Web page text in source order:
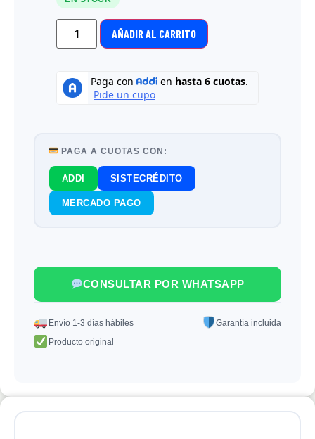
AÑADIR AL CARRITO
PAGA A CUOTAS CON:
ADDI SISTECRÉDITO
MERCADO PAGO
CONSULTAR POR WHATSAPP
Envío 1-3 días hábiles
Garantía incluida
Producto original